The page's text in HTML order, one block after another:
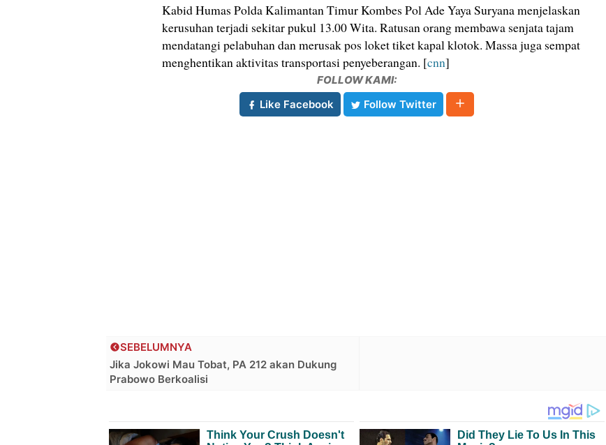
Kabid Humas Polda Kalimantan Timur Kombes Pol Ade Yaya Suryana menjelaskan
kerusuhan terjadi sekitar pukul 13.00 Wita. Ratusan orang membawa senjata tajam
mendatangi pelabuhan dan merusak pos loket tiket kapal klotok. Massa juga sempat
menghentikan aktivitas transportasi penyeberangan. [cnn]
FOLLOW KAMI:
Like Facebook
Follow Twitter
SEBELUMNYA
Jika Jokowi Mau Tobat, PA 212 akan Dukung
Prabowo Berkoalisi